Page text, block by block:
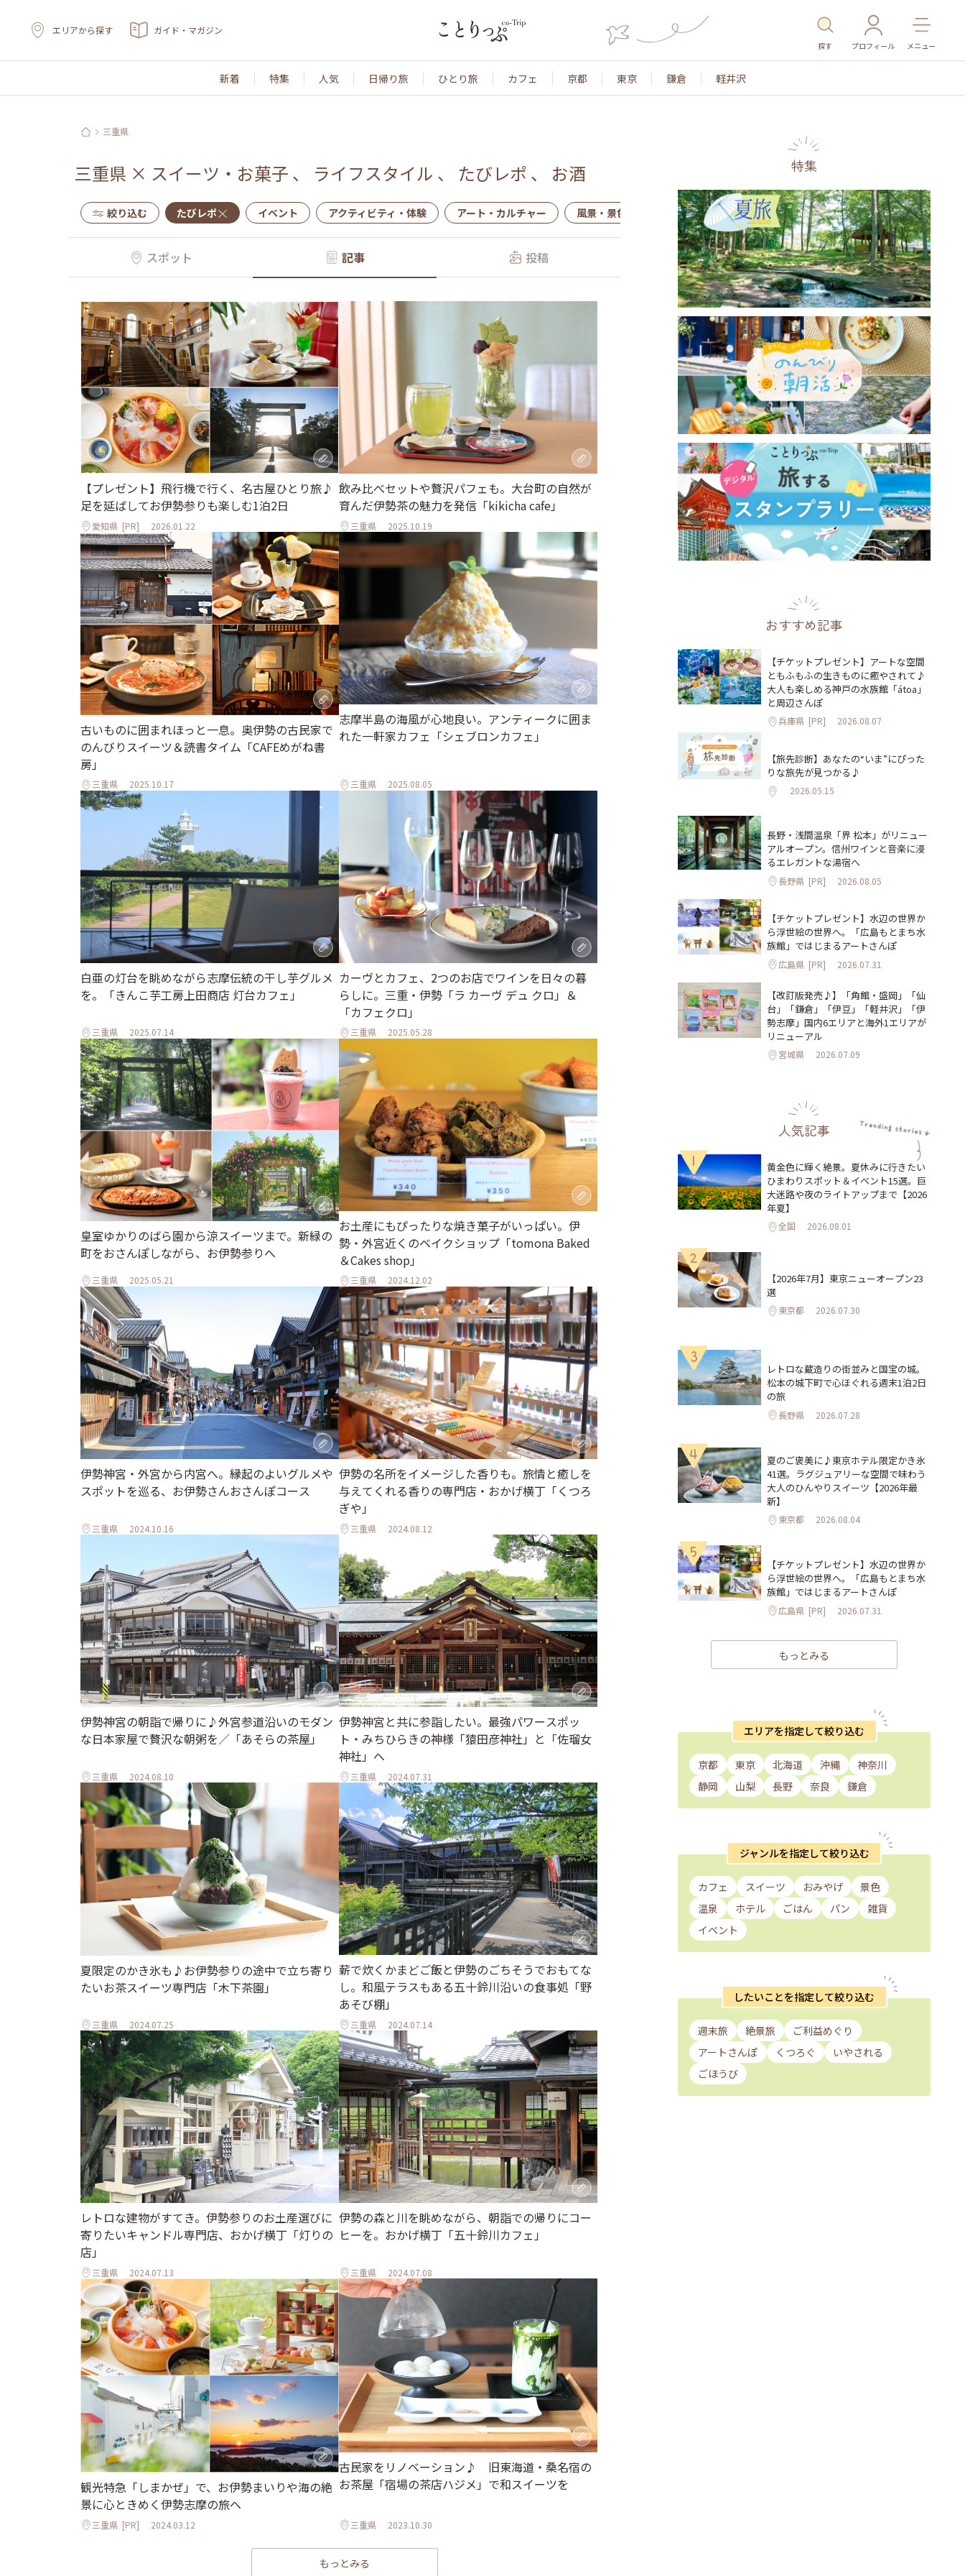
エリアから探す ガイド・マガジン
探す プロフィール メニュー
新着 特集 人気 日帰り旅 ひとり旅 カフェ 京都 東京 鎌倉 軽井沢
三重県
三重県 × スイーツ・お菓子 、 ライフスタイル 、 たびレポ 、 お酒
絞り込む たびレポ イベント アクティビティ・体験 アート・カルチャー 風景・景色 名所・旧跡 温泉・スパ その他施設 ごはん
スポット 記事 投稿
【プレゼント】飛行機で行く、名古屋ひとり旅♪
足を延ばしてお伊勢参りも楽しむ1泊2日
愛知県 [PR] 2026.01.22
飲み比べセットや贅沢パフェも。大台町の自然が
育んだ伊勢茶の魅力を発信「kikicha cafe」
三重県 2025.10.19
古いものに囲まれほっと一息。奥伊勢の古民家で
のんびりスイーツ＆読書タイム「CAFEめがね書
房」
三重県 2025.10.17
志摩半島の海風が心地良い。アンティークに囲ま
れた一軒家カフェ「シェブロンカフェ」
三重県 2025.08.05
白亜の灯台を眺めながら志摩伝統の干し芋グルメ
を。「きんこ芋工房上田商店 灯台カフェ」
三重県 2025.07.14
カーヴとカフェ、2つのお店でワインを日々の暮
らしに。三重・伊勢「ラ カーヴ デュ クロ」＆
「カフェクロ」
三重県 2025.05.28
皇室ゆかりのばら園から涼スイーツまで。新緑の
町をおさんぽしながら、お伊勢参りへ
三重県 2025.05.21
お土産にもぴったりな焼き菓子がいっぱい。伊
勢・外宮近くのベイクショップ「tomona Baked
＆Cakes shop」
三重県 2024.12.02
伊勢神宮・外宮から内宮へ。縁起のよいグルメや
スポットを巡る、お伊勢さんおさんぽコース
三重県 2024.10.16
伊勢の名所をイメージした香りも。旅情と癒しを
与えてくれる香りの専門店・おかげ横丁「くつろ
ぎや」
三重県 2024.08.12
伊勢神宮の朝詣で帰りに♪外宮参道沿いのモダン
な日本家屋で贅沢な朝粥を／「あそらの茶屋」
三重県 2024.08.10
伊勢神宮と共に参詣したい。最強パワースポッ
ト・みちひらきの神様「猿田彦神社」と「佐瑠女
神社」へ
三重県 2024.07.31
夏限定のかき氷も♪お伊勢参りの途中で立ち寄り
たいお茶スイーツ専門店「木下茶園」
三重県 2024.07.25
薪で炊くかまどご飯と伊勢のごちそうでおもてな
し。和風テラスもある五十鈴川沿いの食事処「野
あそび棚」
三重県 2024.07.14
レトロな建物がすてき。伊勢参りのお土産選びに
寄りたいキャンドル専門店、おかげ横丁「灯りの
店」
三重県 2024.07.13
伊勢の森と川を眺めながら、朝詣での帰りにコー
ヒーを。おかげ横丁「五十鈴川カフェ」
三重県 2024.07.08
観光特急「しまかぜ」で、お伊勢まいりや海の絶
景に心ときめく伊勢志摩の旅へ
三重県 [PR] 2024.03.12
古民家をリノベーション♪ 旧東海道・桑名宿の
お茶屋「宿場の茶店ハジメ」で和スイーツを
三重県 2023.10.30
もっとみる
特集
おすすめ記事
【チケットプレゼント】アートな空間
ともふもふの生きものに癒やされて♪
大人も楽しめる神戸の水族館「átoa」
と周辺さんぽ
兵庫県 [PR] 2026.08.07
【旅先診断】あなたの“いま”にぴった
りな旅先が見つかる♪
2026.05.15
長野・浅間温泉「界 松本」がリニュー
アルオープン。信州ワインと音楽に浸
るエレガントな湯宿へ
長野県 [PR] 2026.08.05
【チケットプレゼント】水辺の世界か
ら浮世絵の世界へ。「広島もとまち水
族館」ではじまるアートさんぽ
広島県 [PR] 2026.07.31
【改訂版発売♪】「角館・盛岡」「仙
台」「鎌倉」「伊豆」「軽井沢」「伊
勢志摩」国内6エリアと海外1エリアが
リニューアル
宮城県 2026.07.09
人気記事
1
黄金色に輝く絶景。夏休みに行きたい
ひまわりスポット＆イベント15選。巨
大迷路や夜のライトアップまで【2026
年夏】
全国 2026.08.01
2
【2026年7月】東京ニューオープン23
選
東京都 2026.07.30
3
レトロな蔵造りの街並みと国宝の城。
松本の城下町で心ほぐれる週末1泊2日
の旅
長野県 2026.07.28
4
夏のご褒美に♪東京ホテル限定かき氷
41選。ラグジュアリーな空間で味わう
大人のひんやりスイーツ【2026年最
新】
東京都 2026.08.04
5
【チケットプレゼント】水辺の世界か
ら浮世絵の世界へ。「広島もとまち水
族館」ではじまるアートさんぽ
広島県 [PR] 2026.07.31
もっとみる
エリアを指定して絞り込む
京都 東京 北海道 沖縄
神奈川
静岡
山梨 長野 奈良 鎌倉
ジャンルを指定して絞り込む
カフェ スイーツ おみやげ
景色
温泉
ホテル ごはん パン
雑貨
イベント
したいことを指定して絞り込む
週末旅 絶景旅
ご利益めぐり
アートさんぽ
くつろぐ
いやされる
ごほうび